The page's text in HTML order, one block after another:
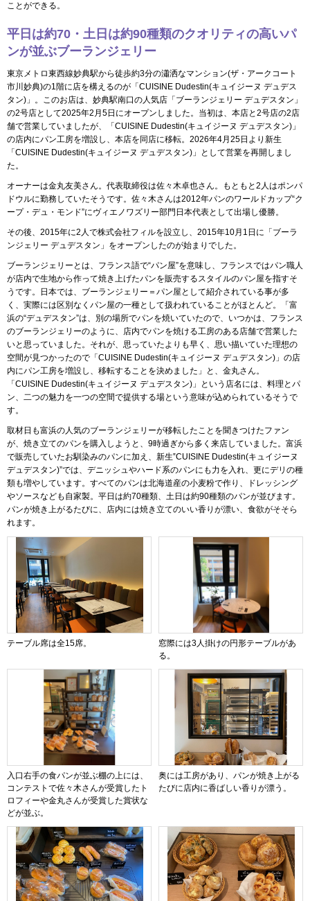
ことができる。
平日は約70・土日は約90種類のクオリティの高いパ
ンが並ぶブーランジェリー
東京メトロ東西線妙典駅から徒歩約3分の瀟洒なマンション(ザ・アークコート
市川妙典)の1階に店を構えるのが「CUISINE Dudestin(キュイジーヌ デュデス
タン)」。このお店は、妙典駅南口の人気店「ブーランジェリー デュデスタン」
の2号店として2025年2月5日にオープンしました。当初は、本店と2号店の2店
舗で営業していましたが、「CUISINE Dudestin(キュイジーヌ デュデスタン)」
の店内にパン工房を増設し、本店を同店に移転。2026年4月25日より新生
「CUISINE Dudestin(キュイジーヌ デュデスタン)」として営業を再開しまし
た。
オーナーは金丸友美さん。代表取締役は佐々木卓也さん。もともと2人はポンパ
ドウルに勤務していたそうです。佐々木さんは2012年パンのワールドカップ“ク
ープ・デュ・モンド”にヴィエノワズリー部門日本代表として出場し優勝。
その後、2015年に2人で株式会社フィルを設立し、2015年10月1日に「ブーラ
ンジェリー デュデスタン」をオープンしたのが始まりでした。
ブーランジェリーとは、フランス語で“パン屋”を意味し、フランスではパン職人
が店内で生地から作って焼き上げたパンを販売するスタイルのパン屋を指すそ
うです。日本では、ブーランジェリー＝パン屋として紹介されている事が多
く、実際には区別なくパン屋の一種として扱われていることがほとんど。「富
浜の“デュデスタン”は、別の場所でパンを焼いていたので、いつかは、フランス
のブーランジェリーのように、店内でパンを焼ける工房のある店舗で営業した
いと思っていました。それが、思っていたよりも早く、思い描いていた理想の
空間が見つかったので「CUISINE Dudestin(キュイジーヌ デュデスタン)」の店
内にパン工房を増設し、移転することを決めました」と、金丸さん。
「CUISINE Dudestin(キュイジーヌ デュデスタン)」という店名には、料理とパ
ン、二つの魅力を一つの空間で提供する場という意味が込められているそうで
す。
取材日も富浜の人気のブーランジェリーが移転したことを聞きつけたファン
が、焼き立てのパンを購入しようと、9時過ぎから多く来店していました。富浜
で販売していたお馴染みのパンに加え、新生‟CUISINE Dudestin(キュイジーヌ
デュデスタン)”では、デニッシュやハード系のパンにも力を入れ、更にデリの種
類も増やしています。すべてのパンは北海道産の小麦粉で作り、ドレッシング
やソースなども自家製。平日は約70種類、土日は約90種類のパンが並びます。
パンが焼き上がるたびに、店内には焼き立てのいい香りが漂い、食欲がそそら
れます。
テーブル席は全15席。
窓際には3人掛けの円形テーブルがあ
る。
入口右手の食パンが並ぶ棚の上には、
コンテストで佐々木さんが受賞したト
ロフィーや金丸さんが受賞した賞状な
どが並ぶ。
奥には工房があり、パンが焼き上がる
たびに店内に香ばしい香りが漂う。